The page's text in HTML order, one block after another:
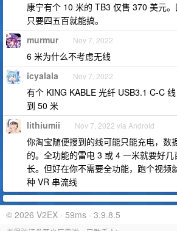
康宁有个 10 米的 TB3 仅售 370 美元。
只要四五百就能搞。
murmur Nov 7, 2022
6 米为什么不考虑无线
icyalala Nov 7, 2022
有个 KING KABLE 光纤 USB3.1 C-C
到 50 米
lithiumii Nov 7, 2022 via Android
你淘宝随便搜到的线可能只能充电，数
的。全功能的雷电 3 或 4 一米就要好
长。但好在你不需要全功能，跑个视频
种 VR 串流线
© 2026 V2EX · 59ms · 3.9.8.5